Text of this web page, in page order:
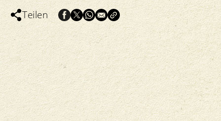
Teilen